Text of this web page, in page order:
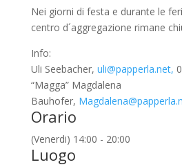
Nei giorni di festa e durante le
centro d´aggregazione rimane
Info:
Uli Seebacher, uli@papperla.net,
“Magga” Magdalena
Bauhofer,
Orario
(Venerdi) 14:00 - 20:00
Luogo